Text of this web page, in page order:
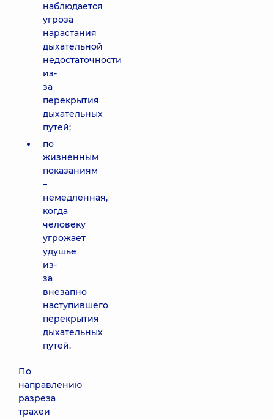
наблюдается
угроза
нарастания
дыхательной
недостаточности
из-
за
перекрытия
дыхательных
путей;
по
жизненным
показаниям
–
немедленная,
когда
человеку
угрожает
удушье
из-
за
внезапно
наступившего
перекрытия
дыхательных
путей.
По
направлению
разреза
трахеи